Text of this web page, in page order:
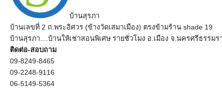
บ้านสุรภา
บ้านเลขที่ 2 ถ.พระอิศวร (ข้างวัดเสมาเมือง) ตรงข้ามร้าน shade 19
บ้านสุรภา....บ้านให้เช่าสอนพิเศษ รายชั่วโมง อ.เมือง จ.นครศรีธรรมร
ติดต่อ-สอบถาม
09-8249-8465
09-2248-9116
06-5149-5364